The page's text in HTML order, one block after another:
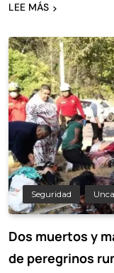
LEE MÁS
Seguridad
Dos muertos y
de peregrinos